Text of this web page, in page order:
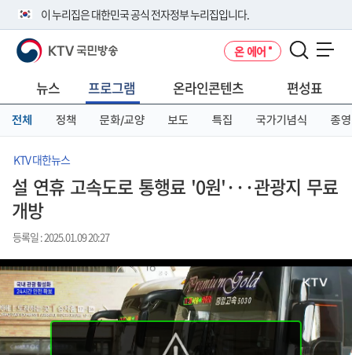
이 누리집은 대한민국 공식 전자정부 누리집입니다.
공식 누리집 주소 확인하기
니다.
이밖에 or.kr 또는 .kr등 다른 도메인 주소를 사용하고 있다면 아래 URL에
서 도메인 주소를 확인해 보세요
KTV 국민방송 온 에어
뉴스 프로그램 온라인콘텐츠 편성표
전체 정책 문화/교양 보도 특집 국가기념식 종영
KTV 대한뉴스
설 연휴 고속도로 통행료 '0원'···관광지 무료
개방
등록일 : 2025.01.09 20:27